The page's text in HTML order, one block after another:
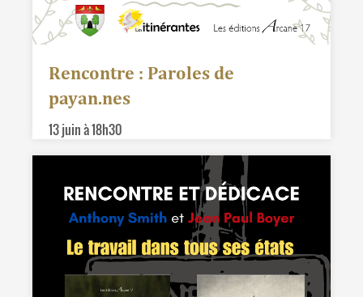
Rencontre : Paroles de
payan.nes
13 juin à 18h30